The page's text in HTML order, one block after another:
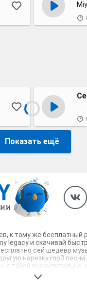
Показать ещё
к тому же
и скачивай
сей шедевр
нарезку mp3
такой
и всех вокруг. Твой